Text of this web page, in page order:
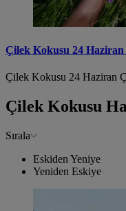
Çilek Kokusu 24 Haziran
Çilek Kokusu 24 Haziran
Çilek Kokusu
Sırala
Eskiden Yeniye
Yeniden Eskiye